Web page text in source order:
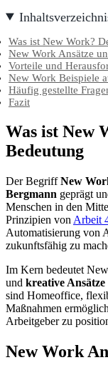
Was ist New Work?
New Work Ansätze
Vorteile und
New Work Beispiele
Häufig gestellte
Fazit
Was ist New
Bedeutung
Der BegriffNew
Bergmann geprägt
Menschen in den
Prinzipien von Arbeit
Automatisierung von
zukunfts­fähig zu
Im Kern bedeutet
und kreative Ansätze
sind Homeoffice,
Maßnahmen
Arbeitgeber zu
New Work